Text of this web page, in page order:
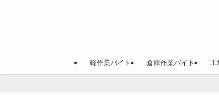
軽作業バイト 倉庫作業バイト 工